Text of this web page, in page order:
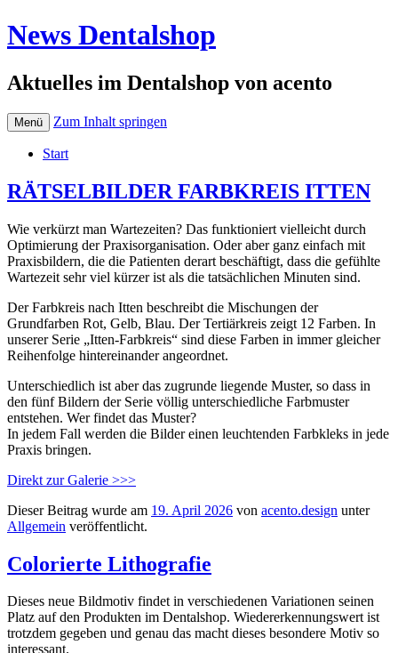
News Dentalshop
Aktuelles im Dentalshop von acento
Menü Zum Inhalt springen
Start
RÄTSELBILDER FARBKREIS ITTEN
Wie verkürzt man Wartezeiten? Das funktioniert vielleicht durch
Optimierung der Praxisorganisation. Oder aber ganz einfach mit
Praxisbildern, die die Patienten derart beschäftigt, dass die gefühlte
Wartezeit sehr viel kürzer ist als die tatsächlichen Minuten sind.
Der Farbkreis nach Itten beschreibt die Mischungen der
Grundfarben Rot, Gelb, Blau. Der Tertiärkreis zeigt 12 Farben. In
unserer Serie „Itten-Farbkreis“ sind diese Farben in immer gleicher
Reihenfolge hintereinander angeordnet.
Unterschiedlich ist aber das zugrunde liegende Muster, so dass in
den fünf Bildern der Serie völlig unterschiedliche Farbmuster
entstehen. Wer findet das Muster?
In jedem Fall werden die Bilder einen leuchtenden Farbkleks in jede
Praxis bringen.
Direkt zur Galerie >>>
Dieser Beitrag wurde am 19. April 2026 von acento.design unter
Allgemein veröffentlicht.
Colorierte Lithografie
Dieses neue Bildmotiv findet in verschiedenen Variationen seinen
Platz auf den Produkten im Dentalshop. Wiedererkennungswert ist
trotzdem gegeben und genau das macht dieses besondere Motiv so
interessant.